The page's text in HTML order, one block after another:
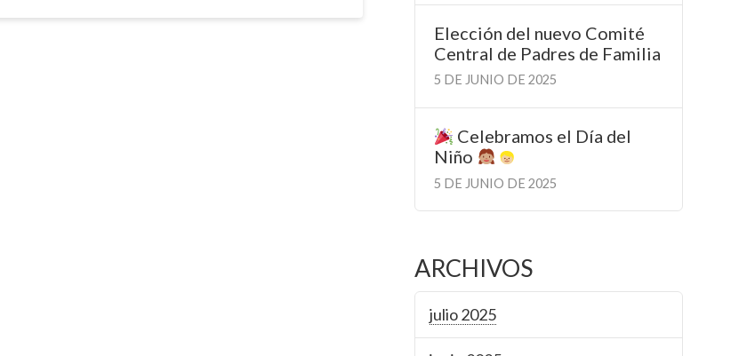
Elección del nuevo Comité
Central de Padres de Familia
5 DE JUNIO DE 2025
Celebramos el Día del
Niño
5 DE JUNIO DE 2025
ARCHIVOS
julio 2025